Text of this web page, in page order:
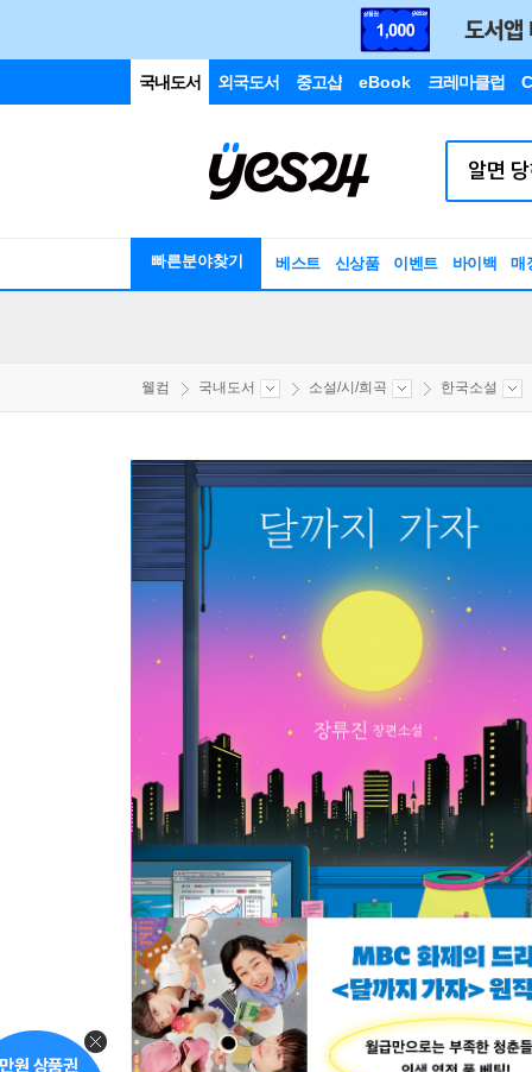
국내도서 외국도서 중고샵 eBook 크레마클럽
빠른분야찾기 베스트 신상품 이벤트 바이백 매
웰컴 국내도서 소설/시/희곡 한국소설